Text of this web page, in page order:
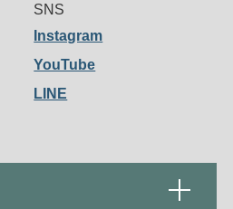
SNS
Instagram
YouTube
LINE